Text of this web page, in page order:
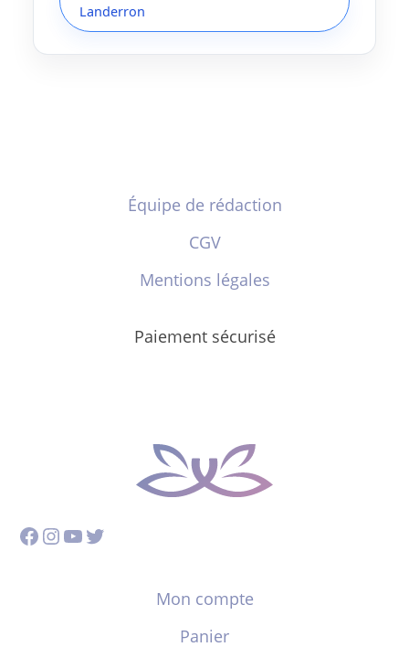
Landerron
Équipe de rédaction
CGV
Mentions légales
Paiement sécurisé
Facebook
Instagram
YouTube
Twitter
Mon compte
Panier